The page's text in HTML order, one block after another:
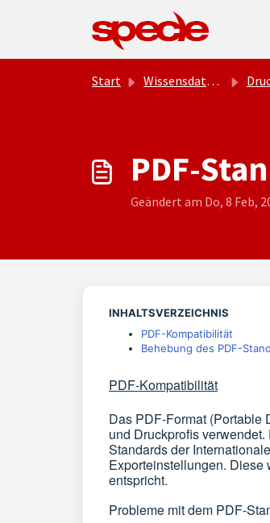
Zum hauptsächlichen Inhalt
Start Wissensdatenbank
PDF-
Geändert am Do, 8 Feb,
INHALTSVERZEICHNIS
PDF-Kompatibilität
Behebung des PDF-
PDF-Kompatibilität
Das PDF-Format (Portable
und Druckprofis
Standards der
Exporteinstellungen. Diese
entspricht.
Probleme mit dem PDF-